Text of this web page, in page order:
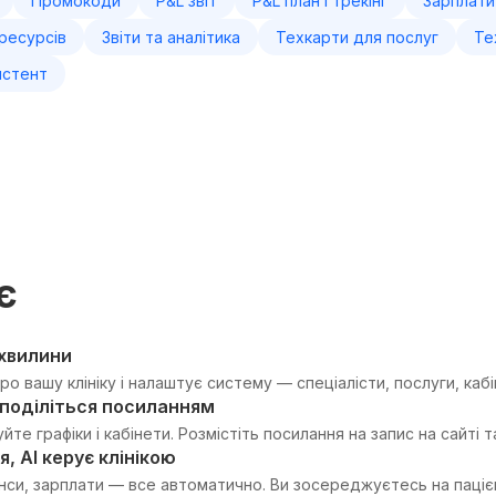
Звіти та аналітика Техкарти для послуг
вашу клініку і налаштує систему — спеціалісти, послуги,
посиланням
графіки і кабінети. Розмістіть посилання на запис на сайті
AI керує клінікою
зарплати — все автоматично. Ви зосереджуєтесь на